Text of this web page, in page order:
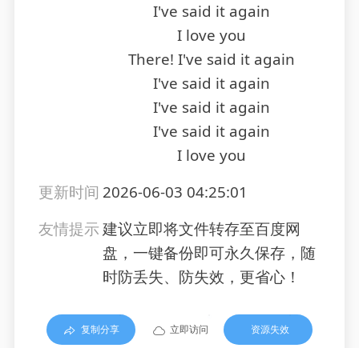
I've said it again
I love you
There! I've said it again
I've said it again
I've said it again
I've said it again
I love you
更新时间 2026-06-03 04:25:01
友情提示建议立即将文件转存至百度网
盘，一键备份即可永久保存，随
时防丢失、防失效，更省心！
复制分享 立即访问 资源失效